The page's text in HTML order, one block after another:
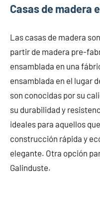
Casas de madera
Las casas de madera
partir de madera pre-
ensamblada en una
ensamblada en el lugar
son conocidas por su
su durabilidad y
ideales para aquellos
construcción rápida y
elegante. Otra opción
Galinduste.